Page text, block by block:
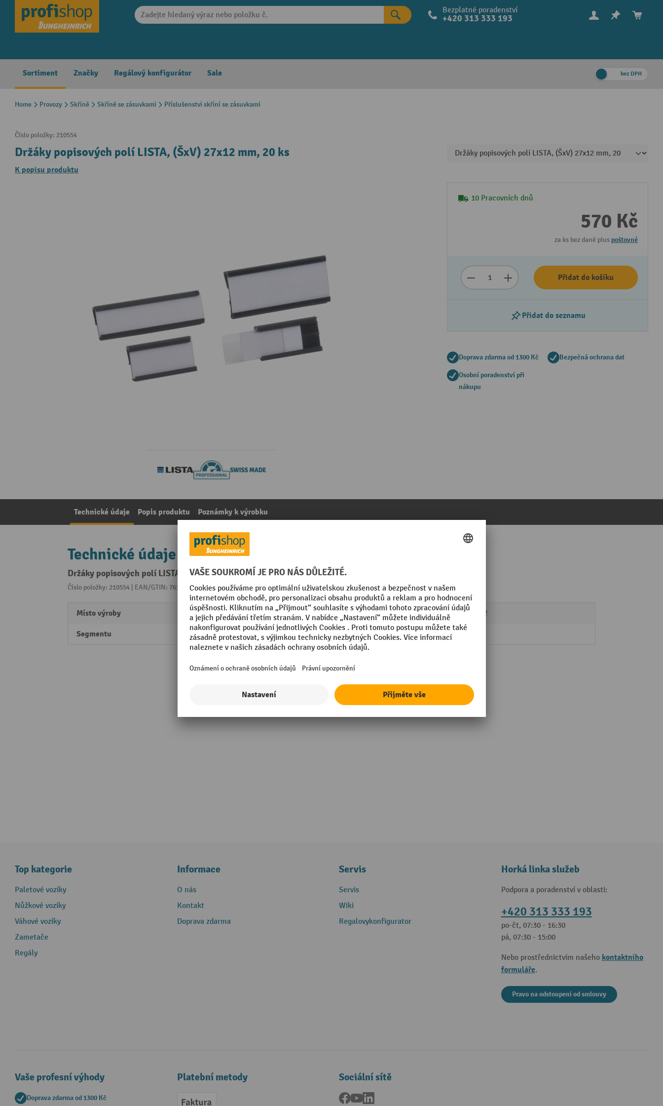
Skip to main navigation Bezplatné poradenství
+420 313 333 193
Sortiment Značky Regálový konfigurátor Sale bez DPH
Home Provozy Skříně Skříně se zásuvkami Příslušenství skříní se zásuvkami
Číslo položky: 210554
Držáky popisových polí LISTA, (ŠxV) 27x12 mm, 20 ks
K popisu produktu
10 Pracovních dnů
570 Kč
za ks bez daně plus poštovné
Přidat do košíku
Přidat do seznamu
Doprava zdarma od 1300 Kč Bezpečná ochrana dat
Osobní poradenství při
nákupu
Technické údaje Popis produktu Poznámky k výrobku
Technické údaje
Držáky popisových polí LISTA, (ŠxV) 27x12 mm, 20 ks
Číslo položky: 210554 | EAN/GTIN: 7612269029901Z kategorie:Příslušenství skříní se zásuvkami
Místo výroby Swiss Made
Segmentu Professional
Velikost štítku (š×v) 27 x 12
Značka
Top kategorie
Paletové vozíky
Nůžkové vozíky
Váhové vozíky
Zametače
Regály
Informace
O nás
Kontakt
Doprava zdarma
Servis
Servis
Wiki
Regalovykonfigurator
Horká linka služeb
Podpora a poradenství v oblasti:
+420 313 333 193
po-čt, 07:30 - 16:30
pá, 07:30 - 15:00
Nebo prostřednictvím našeho kontaktního
formuláře.
Pravo na odstoupeni od smlouvy
Vaše profesní výhody
Doprava zdarma od 1300 Kč
Platební metody Sociální sítě
Facebook
YouTube